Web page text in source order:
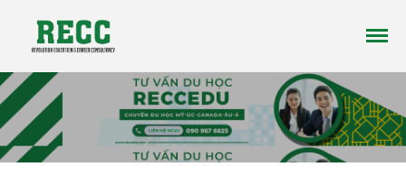
Trang chủ
Tư vấn Du Học - Reccedu | Du học
Úc, Mỹ, Canada, New Zealand uy
tín tại Việt Nam
Công ty tư vấn du học RECC EDUCATION là một
kinh nghiệm trong lĩnh vực du học ở nhiều
quốc gia trên thế giới